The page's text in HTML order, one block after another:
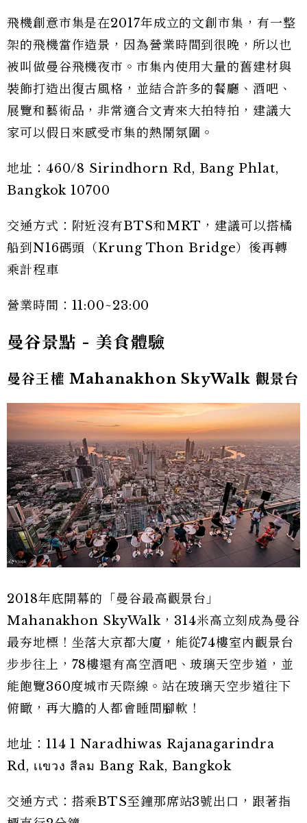
飛機創意市集是在2017年成立的文創市集，有一整
架的飛機當作造景，因為營業時間到很晚，所以也
被叫做曼谷飛機夜市。市集內使用大量的舊建材與
裝飾打造出復古風格，並結合許多的餐廳、酒吧、
展覽和藝術品，非常適合文青來大拍特拍，建議大
家可以假日來感受市集的熱鬧氛圍。
地址：460/8 Sirindhorn Rd, Bang Phlat,
Bangkok 10700
交通方式：附近沒有BTS和MRT，建議可以搭橘
船到N16碼頭（Krung Thon Bridge）後再轉
乘計程車
營業時間：11:00~23:00
曼谷景點 - 美食體驗
曼谷王權 Mahanakhon SkyWalk 觀景台
2018年底開幕的「曼谷最高觀景台」
Mahanakhon SkyWalk，314米高立刻成為曼谷
最夯地標！坐落大京都大廈，能從74樓室內觀景台
步步往上，78樓還有高空酒吧、玻璃天空步道，並
能飽覽360度城市天際線。站在玻璃天空步道往下
俯瞰，再大膽的人都會睡間腳軟！
地址：114 1 Naradhiwas Rajanagarindra
Rd, เเขวง สีลม Bang Rak, Bangkok
交通方式：搭乘BTS至鐘那席站3號出口，跟著指